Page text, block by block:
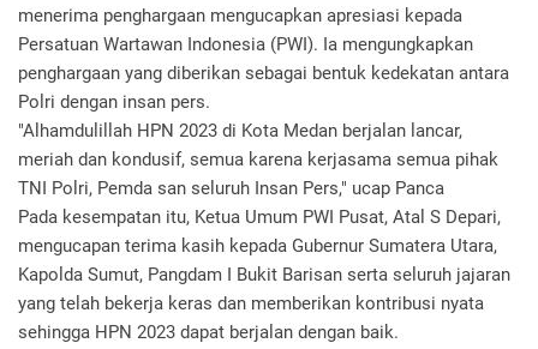
menerima penghargaan mengucapkan apresiasi kepada
Persatuan Wartawan Indonesia (PWI). Ia mengungkapkan
penghargaan yang diberikan sebagai bentuk kedekatan antara
Polri dengan insan pers.
"Alhamdulillah HPN 2023 di Kota Medan berjalan lancar,
meriah dan kondusif, semua karena kerjasama semua pihak
TNI Polri, Pemda san seluruh Insan Pers," ucap Panca
Pada kesempatan itu, Ketua Umum PWI Pusat, Atal S Depari,
mengucapan terima kasih kepada Gubernur Sumatera Utara,
Kapolda Sumut, Pangdam I Bukit Barisan serta seluruh jajaran
yang telah bekerja keras dan memberikan kontribusi nyata
sehingga HPN 2023 dapat berjalan dengan baik.